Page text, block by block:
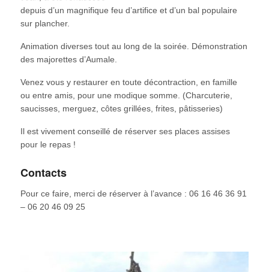
depuis d’un magnifique feu d’artifice et d’un bal populaire
sur plancher.
Animation diverses tout au long de la soirée. Démonstration
des majorettes d’Aumale.
Venez vous y restaurer en toute décontraction, en famille
ou entre amis, pour une modique somme. (Charcuterie,
saucisses, merguez, côtes grillées, frites, pâtisseries)
Il est vivement conseillé de réserver ses places assises
pour le repas !
Contacts
Pour ce faire, merci de réserver à l’avance : 06 16 46 36 91
– 06 20 46 09 25